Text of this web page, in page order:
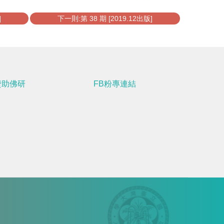
下一則:第 38 期 [2019.12出版]
助佛研 FB粉專連結